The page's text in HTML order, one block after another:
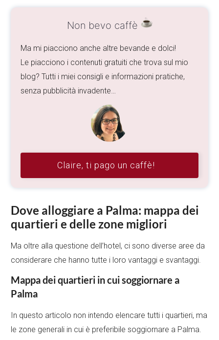
Non bevo caffè
Ma mi piacciono anche altre bevande e dolci!
Le piacciono i contenuti gratuiti che trova sul mio
blog? Tutti i miei consigli e informazioni pratiche,
senza pubblicità invadente…
Claire, ti pago un caffè!
Dove alloggiare a Palma: mappa dei
quartieri e delle zone migliori
Ma oltre alla questione dell’hotel, ci sono diverse aree da
considerare che hanno tutte i loro vantaggi e svantaggi.
Mappa dei quartieri in cui soggiornare a
Palma
In questo articolo non intendo elencare tutti i quartieri, ma
le zone generali in cui è preferibile soggiornare a Palma.